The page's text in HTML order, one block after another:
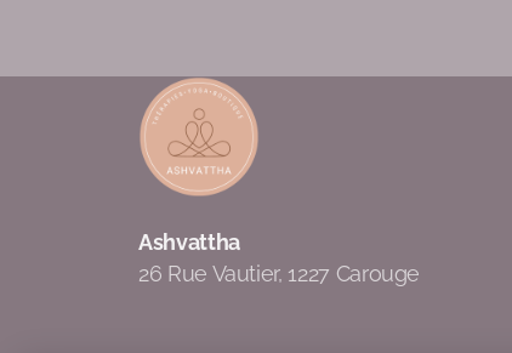
Ashvattha
26 Rue Vautier, 1227 Carouge